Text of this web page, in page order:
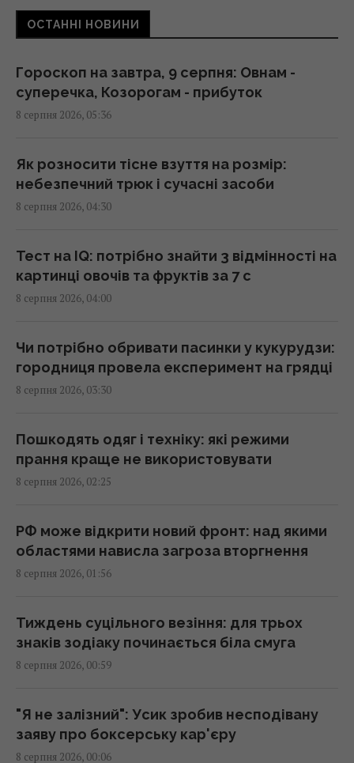
законопроект Грема змусить його вжити
заходів, - WSJ
Мелоні відреагувала на вимогу Іспанії
щодо прикордонних перевірок у Шенгені
Сонячна електростанція перегородила
давні маршрути тварин: вони знайшли
02:18 субота, 08 серпня 2026
Саудівська Аравія, Пакистан і Туреччина
Reuters
01:44 субота, 08 серпня 2026
про Прагу перед поїздкою
01:15 субота, 08 серпня 2026
ракету для Су-57, - ЗМІ
00:32 субота, 08 серпня 2026
використати його повторно з користю
00:05 субота, 08 серпня 2026
віком 500 000 років: про що він свідчить
23:58 п'ятниця, 07 серпня 2026
ОСТАННІ НОВИНИ
Гороскоп на завтра, 9 серпня: Овнам -
суперечка, Козорогам - прибуток
8 серпня 2026, 05:36
Як розносити тісне взуття на розмір:
небезпечний трюк і сучасні засоби
8 серпня 2026, 04:30
Тест на IQ: потрібно знайти 3 відмінності на
картинці овочів та фруктів за 7 с
8 серпня 2026, 04:00
Чи потрібно обривати пасинки у кукурудзи:
городниця провела експеримент на грядці
8 серпня 2026, 03:30
Пошкодять одяг і техніку: які режими
прання краще не використовувати
8 серпня 2026, 02:25
РФ може відкрити новий фронт: над якими
областями нависла загроза вторгнення
8 серпня 2026, 01:56
Тиждень суцільного везіння: для трьох
знаків зодіаку починається біла смуга
8 серпня 2026, 00:59
"Я не залізний": Усик зробив несподівану
заяву про боксерську кар'єру
8 серпня 2026, 00:06